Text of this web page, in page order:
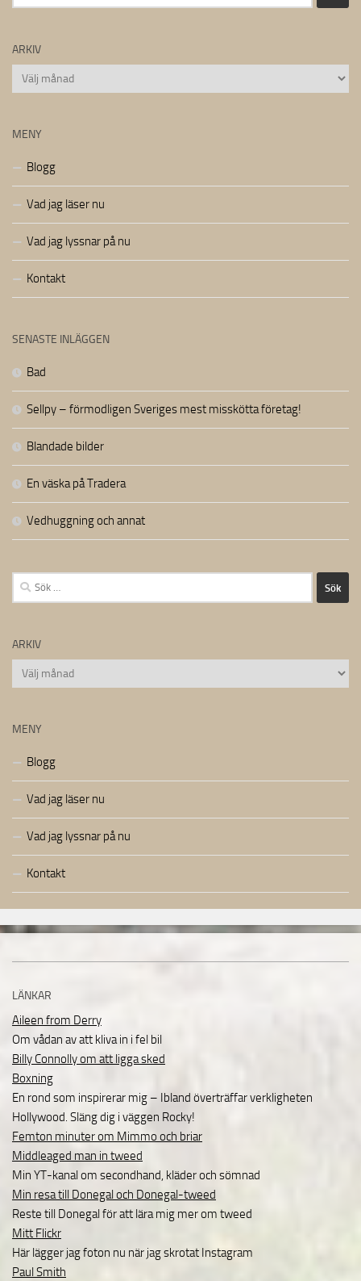
efter:
ARKIV
Arkiv
MENY
Blogg
Vad jag läser nu
Vad jag lyssnar på nu
Kontakt
SENASTE INLÄGGEN
Bad
Sellpy – förmodligen Sveriges mest misskötta företag!
Blandade bilder
En väska på Tradera
Vedhuggning och annat
Sök
efter:
ARKIV
Arkiv
MENY
Blogg
Vad jag läser nu
Vad jag lyssnar på nu
Kontakt
LÄNKAR
Aileen from Derry
Om vådan av att kliva in i fel bil
Billy Connolly om att ligga sked
Boxning
En rond som inspirerar mig – Ibland överträffar verkligheten
Hollywood. Släng dig i väggen Rocky!
Femton minuter om Mimmo och briar
Middleaged man in tweed
Min YT-kanal om secondhand, kläder och sömnad
Min resa till Donegal och Donegal-tweed
Reste till Donegal för att lära mig mer om tweed
Mitt Flickr
Här lägger jag foton nu när jag skrotat Instagram
Paul Smith